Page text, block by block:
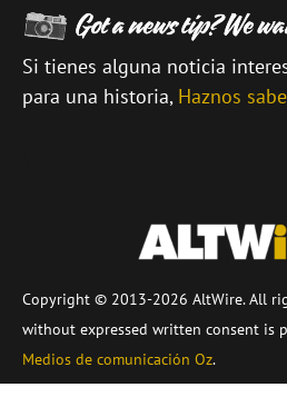
Si tienes alguna noticia
para una historia, Haznos
Copyright © 2013-2026 AltWire. All
without expressed written consent is
Medios de comunicación Oz.